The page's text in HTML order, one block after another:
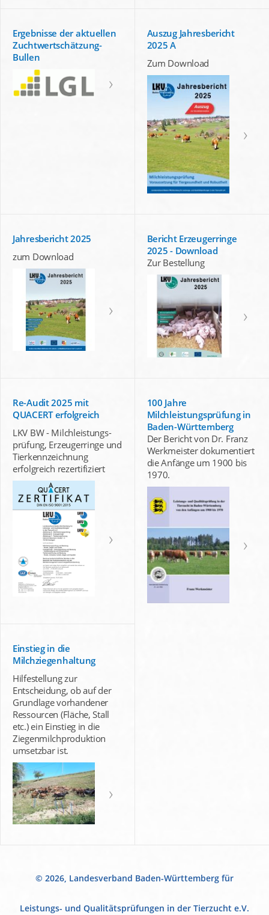
Ergebnisse der aktuellen
Zuchtwertschätzung-
Bullen
Auszug Jahresbericht
2025 A
Zum Download
Jahresbericht 2025
zum Download
Bericht Erzeugerringe
2025 - Download
Zur Bestellung
Re-Audit 2025 mit
QUACERT erfolgreich
LKV BW - Milchleistungs-
prüfung, Erzeugerringe und
Tierkennzeichnung
erfolgreich rezertifiziert
100 Jahre
Milchleistungsprüfung in
Baden-Württemberg
Der Bericht von Dr. Franz
Werkmeister dokumentiert
die Anfänge um 1900 bis
1970.
Einstieg in die
Milchziegenhaltung
Hilfestellung zur
Entscheidung, ob auf der
Grundlage vorhandener
Ressourcen (Fläche, Stall
etc.) ein Einstieg in die
Ziegenmilchproduktion
umsetzbar ist.
© 2026, Landesverband Baden-Württemberg für
Leistungs- und Qualitätsprüfungen in der Tierzucht e.V.